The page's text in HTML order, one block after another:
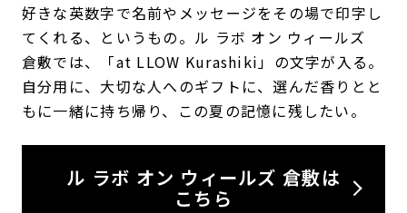
好きな英数字で名前やメッセージをその場で印字し
てくれる、というもの。ル ラボ オン ウィールズ
倉敷では、「at LLOW Kurashiki」の文字が入る。
自分用に、大切な人へのギフトに、選んだ香りとと
もに一緒に持ち帰り、この夏の記憶に残したい。
ル ラボ オン ウィールズ 倉敷は
こちら